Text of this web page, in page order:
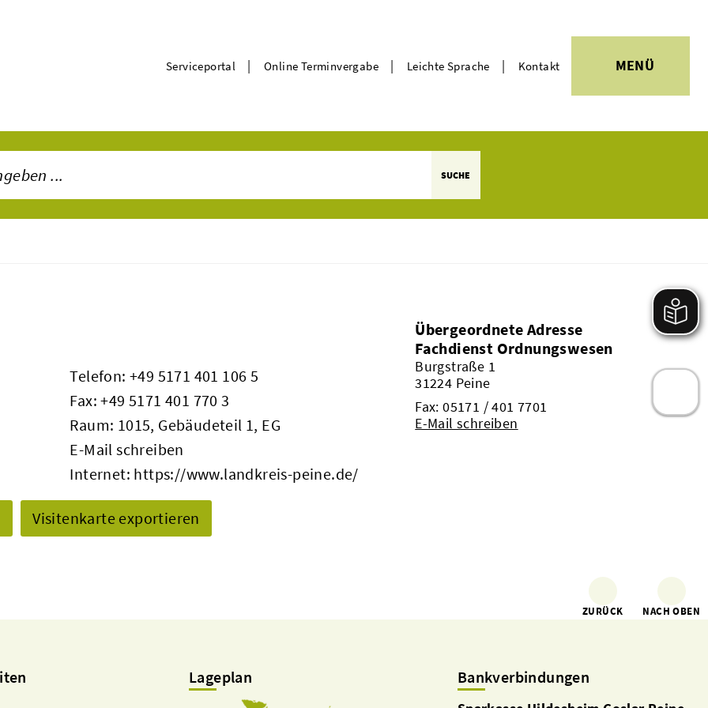
Serviceportal | Online Terminvergabe | Leichte Sprache | Kontakt MENÜ
SUCHE
Telefon: +49 5171 401 106 5
Fax: +49 5171 401 770 3
Raum: 1015, Gebäudeteil 1, EG
E-Mail schreiben
Internet: https://www.landkreis-peine.de/
Visitenkarte exportieren
Übergeordnete Adresse
Fachdienst Ordnungswesen
Burgstraße 1
31224 Peine
Fax: 05171 / 401 7701
E-Mail schreiben
ZURÜCK NACH OBEN
Lageplan Bankverbindungen